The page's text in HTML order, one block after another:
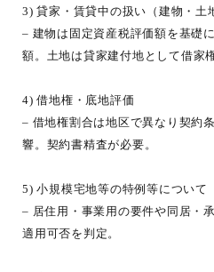
3) 貸家・賃貸中の扱い（建物・土
– 建物は固定資産税評価額を基礎
額。土地は貸家建付地として借家
4) 借地権・底地評価
– 借地権割合は地区で異なり契約
響。契約書精査が必要。
5) 小規模宅地等の特例等について
– 居住用・事業用の要件や同居・
適用可否を判定。